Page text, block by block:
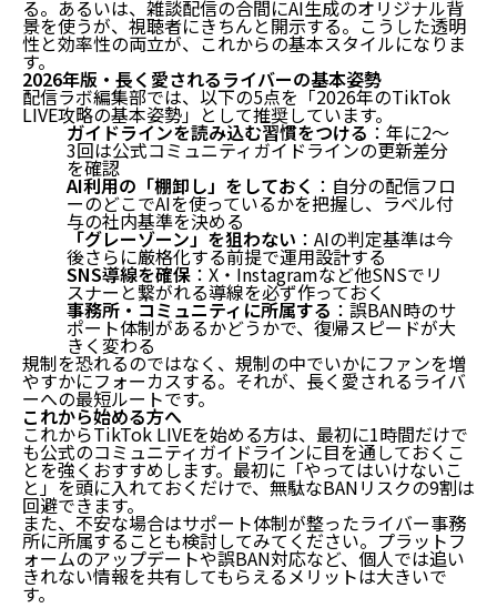
る。あるいは、雑談配信の合間にAI生成のオリジナル背
景を使うが、視聴者にきちんと開示する。こうした透明
性と効率性の両立が、これからの基本スタイルになりま
す。
2026年版・長く愛されるライバーの基本姿勢
配信ラボ編集部では、以下の5点を「2026年のTikTok
LIVE攻略の基本姿勢」として推奨しています。
ガイドラインを読み込む習慣をつける ：年に2〜
3回は公式コミュニティガイドラインの更新差分
を確認
AI利用の「棚卸し」をしておく ：自分の配信フロ
ーのどこでAIを使っているかを把握し、ラベル付
与の社内基準を決める
「グレーゾーン」を狙わない ：AIの判定基準は今
後さらに厳格化する前提で運用設計する
SNS導線を確保 ：X・Instagramなど他SNSでリ
スナーと繋がれる導線を必ず作っておく
事務所・コミュニティに所属する ：誤BAN時のサ
ポート体制があるかどうかで、復帰スピードが大
きく変わる
規制を恐れるのではなく、規制の中でいかにファンを増
やすかにフォーカスする。それが、長く愛されるライバ
ーへの最短ルートです。
これから始める方へ
これからTikTok LIVEを始める方は、最初に1時間だけで
も公式のコミュニティガイドラインに目を通しておくこ
とを強くおすすめします。 最初に「やってはいけないこ
と」を頭に入れておくだけで、無駄なBANリスクの9割は
回避できます。
また、不安な場合はサポート体制が整ったライバー事務
所に所属することも検討してみてください。プラットフ
ォームのアップデートや誤BAN対応など、個人では追い
きれない情報を共有してもらえるメリットは大きいで
す。